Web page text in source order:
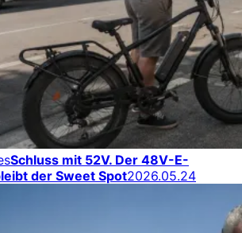
Schluss mit 52V. Der 48V-E-
der Sweet Spot2026.05.24